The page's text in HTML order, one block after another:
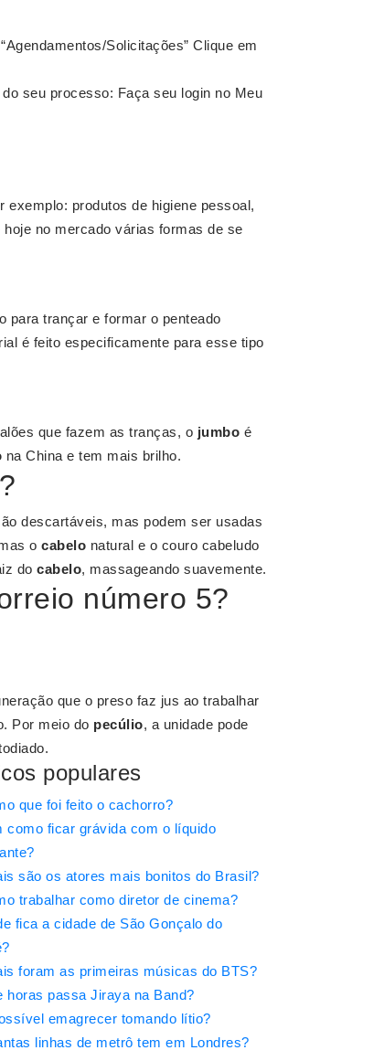
Solicitações” Clique em
seu processo: Faça seu login no Meu
produtos de higiene pessoal,
no mercado várias formas de se
para trançar e formar o penteado
é feito especificamente para esse tipo
que fazem as tranças, o jumbo é
na China e tem mais brilho.
descartáveis, mas podem ser usadas
o cabelo natural e o couro cabeludo
do cabelo, massageando suavemente.
número 5?
que o preso faz jus ao trabalhar
Por meio do pecúlio, a unidade pode
populares
que foi feito o cachorro?
como ficar grávida com o líquido
são os atores mais bonitos do Brasil?
trabalhar como diretor de cinema?
fica a cidade de São Gonçalo do
foram as primeiras músicas do BTS?
horas passa Jiraya na Band?
emagrecer tomando lítio?
linhas de metrô tem em Londres?